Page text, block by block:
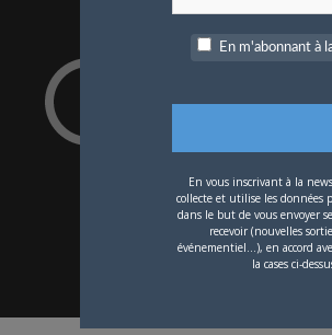
En m'abonnant à
En vous inscrivant à la
collecte et utilise les données
dans le but de vous envoyer
recevoir (nouvelles
événementiel...), en accord
la cases ci-